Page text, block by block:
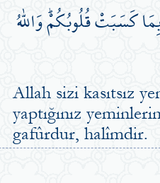
كَسَبَتْ قُلُوبُكُمْۜ وَاللّٰهُ
Allah sizi kasıtsız
yaptığınız
gafûrdur, halîmdir.